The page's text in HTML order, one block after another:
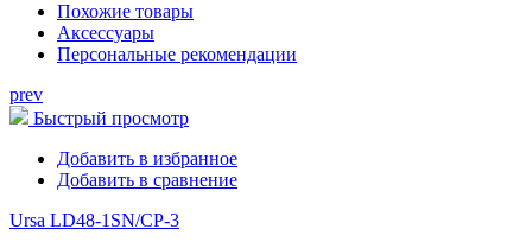
Похожие товары
Аксессуары
Персональные рекомендации
prev
Быстрый просмотр
Добавить в избранное
Добавить в сравнение
Ursa LD48-1SN/CP-3